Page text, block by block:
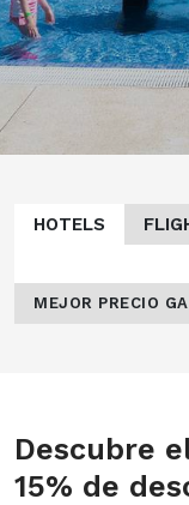
HOTELS
MEJOR PRECIO
Descubre
15% de